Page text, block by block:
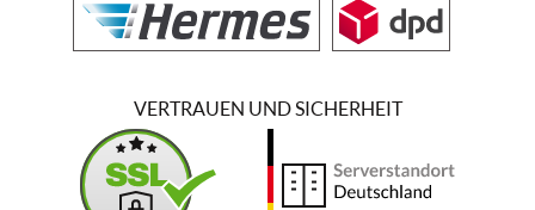
VERTRAUEN UND SICHERHEIT